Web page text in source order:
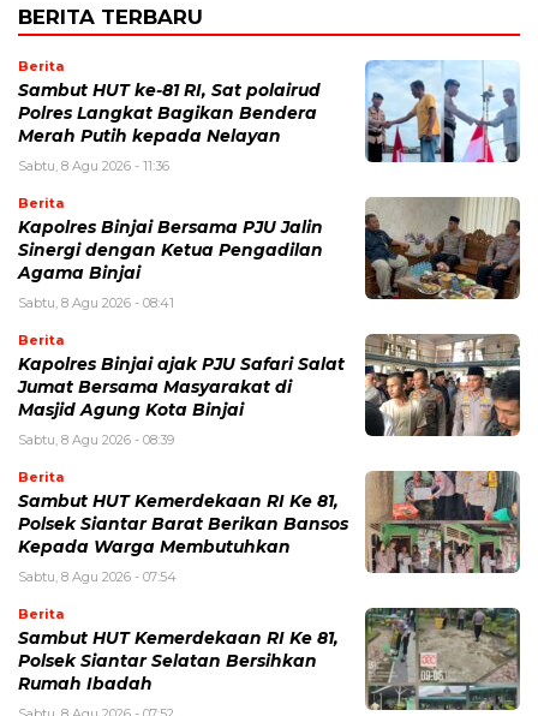
BERITA TERBARU
Berita
Sambut HUT ke-81 RI, Sat polairud
Polres Langkat Bagikan Bendera
Merah Putih kepada Nelayan
Sabtu, 8 Agu 2026 - 11:36
Berita
Kapolres Binjai Bersama PJU Jalin
Sinergi dengan Ketua Pengadilan
Agama Binjai
Sabtu, 8 Agu 2026 - 08:41
Berita
Kapolres Binjai ajak PJU Safari Salat
Jumat Bersama Masyarakat di
Masjid Agung Kota Binjai
Sabtu, 8 Agu 2026 - 08:39
Berita
Sambut HUT Kemerdekaan RI Ke 81,
Polsek Siantar Barat Berikan Bansos
Kepada Warga Membutuhkan
Sabtu, 8 Agu 2026 - 07:54
Berita
Sambut HUT Kemerdekaan RI Ke 81,
Polsek Siantar Selatan Bersihkan
Rumah Ibadah